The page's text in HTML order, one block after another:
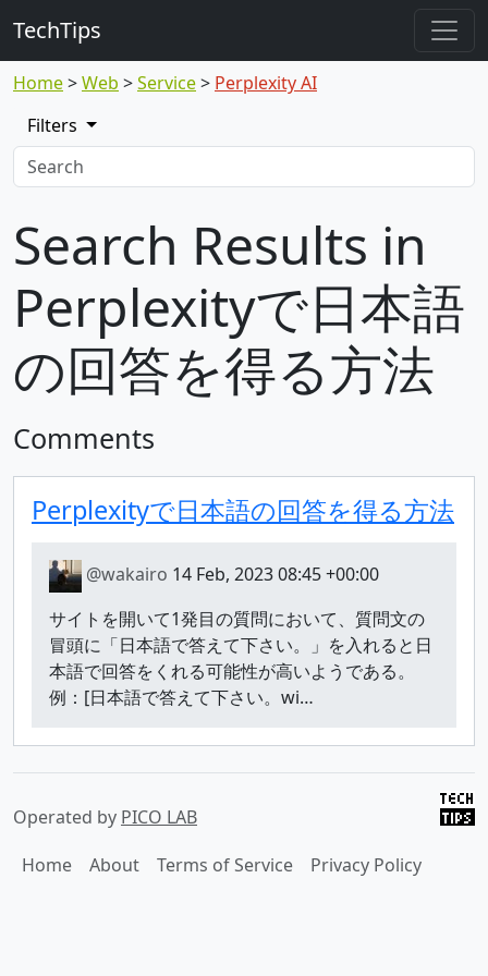
TechTips
Home Web Service
Perplexity AI
Filters
Search Results in
Perplexityで日本語
の回答を得る方法
Comments
Perplexityで日本語の回答を得る方法
@wakairo 14 Feb, 2023 08:45 +00:00
サイトを開いて1発目の質問において、質問文の
冒頭に「日本語で答えて下さい。」を入れると日
本語で回答をくれる可能性が高いようである。
例：[日本語で答えて下さい。wi…
Operated by PICO LAB
Home
About Terms of Service Privacy Policy